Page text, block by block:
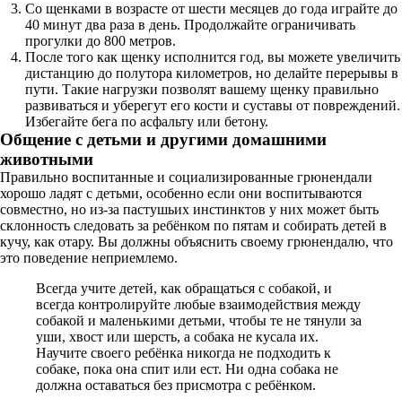
Со щенками в возрасте от шести месяцев до года играйте до
40 минут два раза в день. Продолжайте ограничивать
прогулки до 800 метров.
После того как щенку исполнится год, вы можете увеличить
дистанцию до полутора километров, но делайте перерывы в
пути. Такие нагрузки позволят вашему щенку правильно
развиваться и уберегут его кости и суставы от повреждений.
Избегайте бега по асфальту или бетону.
Общение с детьми и другими домашними
животными
Правильно воспитанные и социализированные грюнендали
хорошо ладят с детьми, особенно если они воспитываются
совместно, но из-за пастушьих инстинктов у них может быть
склонность следовать за ребёнком по пятам и собирать детей в
кучу, как отару. Вы должны объяснить своему грюнендалю, что
это поведение неприемлемо.
Всегда учите детей, как обращаться с собакой, и
всегда контролируйте любые взаимодействия между
собакой и маленькими детьми, чтобы те не тянули за
уши, хвост или шерсть, а собака не кусала их.
Научите своего ребёнка никогда не подходить к
собаке, пока она спит или ест. Ни одна собака не
должна оставаться без присмотра с ребёнком.